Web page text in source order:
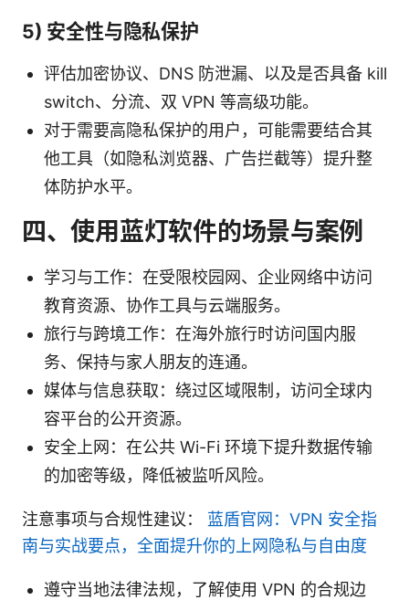
5) 安全性与隐私保护
评估加密协议、DNS 防泄漏、以及是否具备 kill
switch、分流、双 VPN 等高级功能。
对于需要高隐私保护的用户，可能需要结合其
他工具（如隐私浏览器、广告拦截等）提升整
体防护水平。
四、使用蓝灯软件的场景与案例
学习与工作：在受限校园网、企业网络中访问
教育资源、协作工具与云端服务。
旅行与跨境工作：在海外旅行时访问国内服
务、保持与家人朋友的连通。
媒体与信息获取：绕过区域限制，访问全球内
容平台的公开资源。
安全上网：在公共 Wi-Fi 环境下提升数据传输
的加密等级，降低被监听风险。
注意事项与合规性建议： 蓝盾官网：VPN 安全指
南与实战要点，全面提升你的上网隐私与自由度
遵守当地法律法规，了解使用 VPN 的合规边